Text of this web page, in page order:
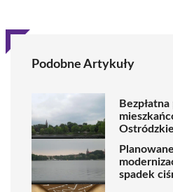
Podobne Artykuły
spadek